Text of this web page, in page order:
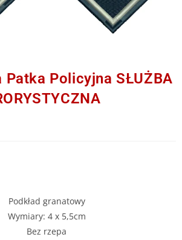
Patka Policyjna SŁUŻBA
Podkład granatowy
Wymiary: 4 x 5,5cm
Bez rzepa